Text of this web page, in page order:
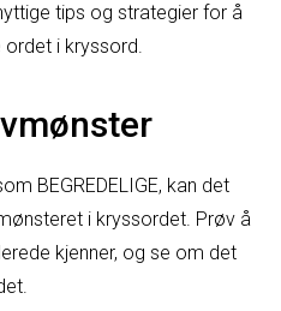
tips og strategier for å
i kryssord.
BEGREDELIGE, kan det
i kryssordet. Prøv å
kjenner, og se om det